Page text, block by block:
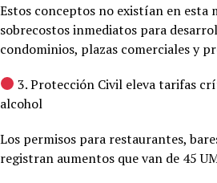
Estos conceptos no existían en esta
sobrecostos inmediatos para
condominios, plazas comerciales y
3. Protección Civil eleva tarifas
alcohol
Los permisos para restaurantes,
registran aumentos que van de 45